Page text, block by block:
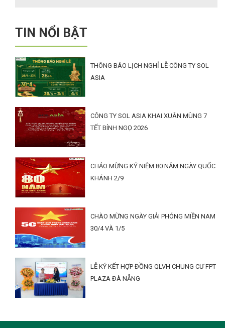
TIN NỔI BẬT
THÔNG BÁO LỊCH NGHỈ LỄ CÔNG TY SOL
ASIA
CÔNG TY SOL ASIA KHAI XUÂN MÙNG 7
TẾT BÍNH NGỌ 2026
CHẢO MỪNG KỶ NIỆM 80 NĂM NGÀY QUỐC
KHÁNH 2/9
CHÀO MỪNG NGÀY GIẢI PHÓNG MIỀN NAM
30/4 VÀ 1/5
LỄ KÝ KẾT HỢP ĐỒNG QLVH CHUNG CƯ FPT
PLAZA ĐÀ NẴNG